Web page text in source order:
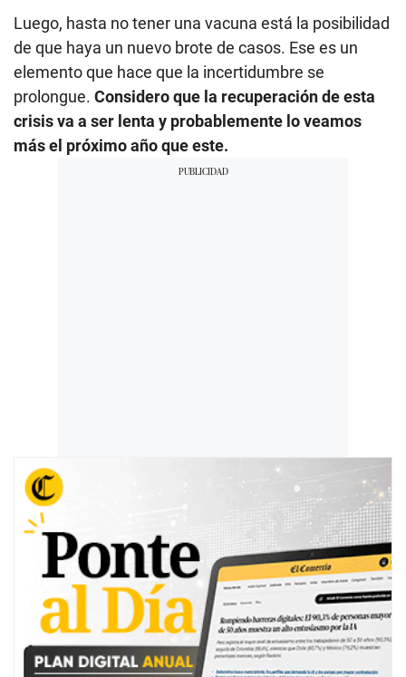
Luego, hasta no tener una vacuna está la posibilidad
de que haya un nuevo brote de casos. Ese es un
elemento que hace que la incertidumbre se
prolongue. Considero que la recuperación de esta
crisis va a ser lenta y probablemente lo veamos
más el próximo año que este.